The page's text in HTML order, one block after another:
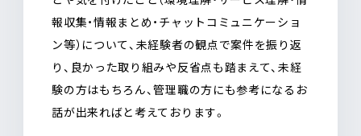
報収集・情報まとめ・チャットコミュニケーショ
ン等）について、未経験者の観点で案件を振り返
り、良かった取り組みや反省点も踏まえて、未経
験の方はもちろん、管理職の方にも参考になるお
話が出来ればと考えております。